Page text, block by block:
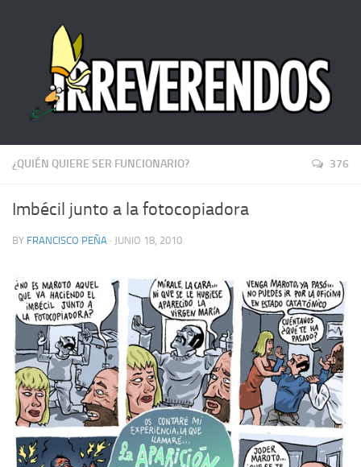
¿QUIÉN QUIERE SER FUNCIONARIO? 376
Imbécil junto a la fotocopiadora
BY FRANCISCO PEÑA · JUNIO 18, 2010